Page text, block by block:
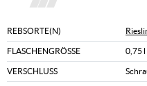
REBSORTE(N)
FLASCHENGRÖSSE 0,75 l
VERSCHLUSS